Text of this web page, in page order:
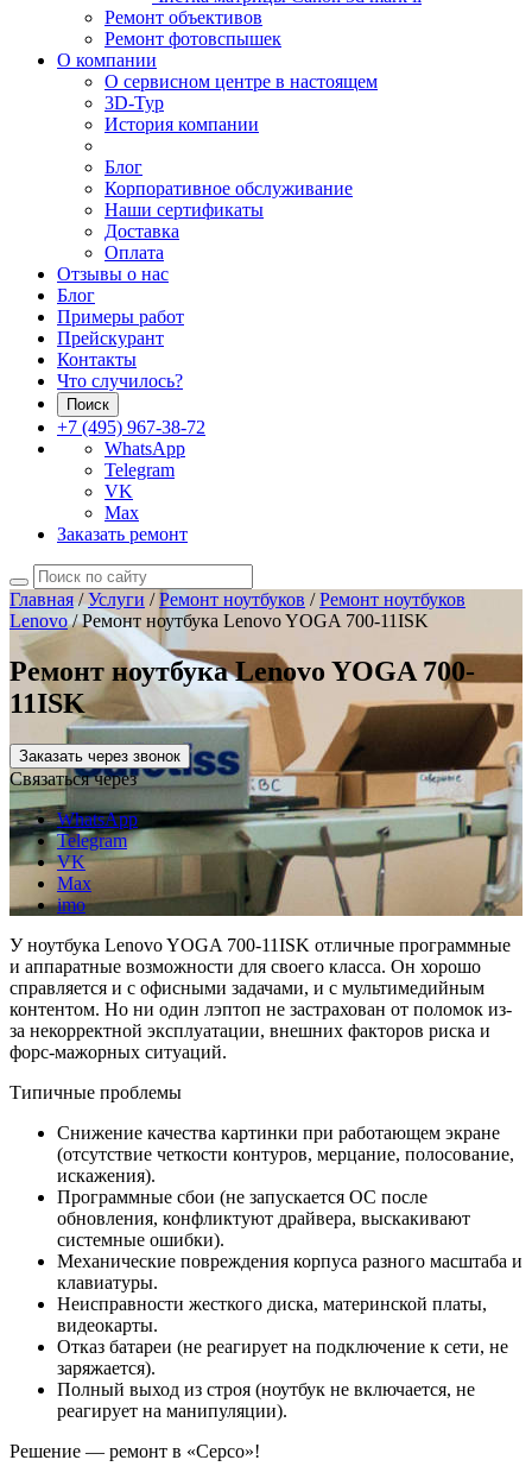
Ремонт объективов
Ремонт фотовспышек
О компании
О сервисном центре в настоящем
3D-Тур
История компании
Блог
Корпоративное обслуживание
Наши сертификаты
Доставка
Оплата
Отзывы о нас
Блог
Примеры работ
Прейскурант
Контакты
Что случилось?
Поиск
+7 (495) 967-38-72
WhatsApp
Telegram
VK
Max
Заказать ремонт
Главная/Услуги /Ремонт ноутбуков /Ремонт ноутбуков
Lenovo/Ремонт ноутбука Lenovo YOGA 700-11ISK
Ремонт ноутбука Lenovo YOGA 700-
11ISK
Заказать через звонок
Связаться через
WhatsApp
Telegram
VK
Max
imo
У ноутбука Lenovo YOGA 700-11ISK отличные программные
и аппаратные возможности для своего класса. Он хорошо
справляется и с офисными задачами, и с мультимедийным
контентом. Но ни один лэптоп не застрахован от поломок из-
за некорректной эксплуатации, внешних факторов риска и
форс-мажорных ситуаций.
Типичные проблемы
Снижение качества картинки при работающем экране
(отсутствие четкости контуров, мерцание, полосование,
искажения).
Программные сбои (не запускается ОС после
обновления, конфликтуют драйвера, выскакивают
системные ошибки).
Механические повреждения корпуса разного масштаба и
клавиатуры.
Неисправности жесткого диска, материнской платы,
видеокарты.
Отказ батареи (не реагирует на подключение к сети, не
заряжается).
Полный выход из строя (ноутбук не включается, не
реагирует на манипуляции).
Решение — ремонт в «Серсо»!